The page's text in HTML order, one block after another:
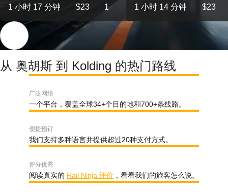
1 小时 17 分钟 $23 1 1 小时 14 分钟 $23
从 奥胡斯 到 Kolding 的热门路线
广泛网络
一个平台，覆盖全球34+个目的地和700+条线路。
便捷预订
我们支持多种语言并提供超过20种支付方式。
评分优秀
阅读真实的 Rail Ninja 评价 ，看看我们的旅客怎么说。